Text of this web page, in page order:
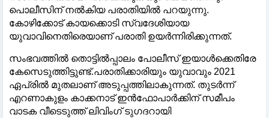
പൊലീസിന് നല്‍കിയ പരാതിയില്‍ പറയുന്നു.
കോഴിക്കോട് കായക്കൊടി സ്വദേശിയായ
യുവാവിനെതിരെയാണ് പരാതി ഉയര്‍ന്നിരിക്കുന്നത്.
സംഭവത്തില്‍ തൊട്ടില്‍പ്പാലം പോലീസ് ഇയാള്‍ക്കെതിരേ
കേസെടുത്തിട്ടുണ്ട്.പരാതിക്കാരിയും യുവാവും 2021
ഏപ്രില്‍ മുതലാണ് അടുപ്പത്തിലാകുന്നത്. തുടര്‍ന്ന്
എറണാകുളം കാക്കനാട് ഇന്‍ഫോപാര്‍ക്കിന് സമീപം
വാടക വീടെടുത്ത് ലിവിംഗ് ടുഗദറായി